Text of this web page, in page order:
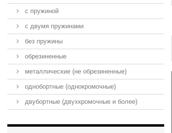
с пружиной
с двумя пружинами
без пружины
обрезиненные
металлические (не обрезиненные)
однобортные (однокромочные)
двубортные (двухкромочные и более)